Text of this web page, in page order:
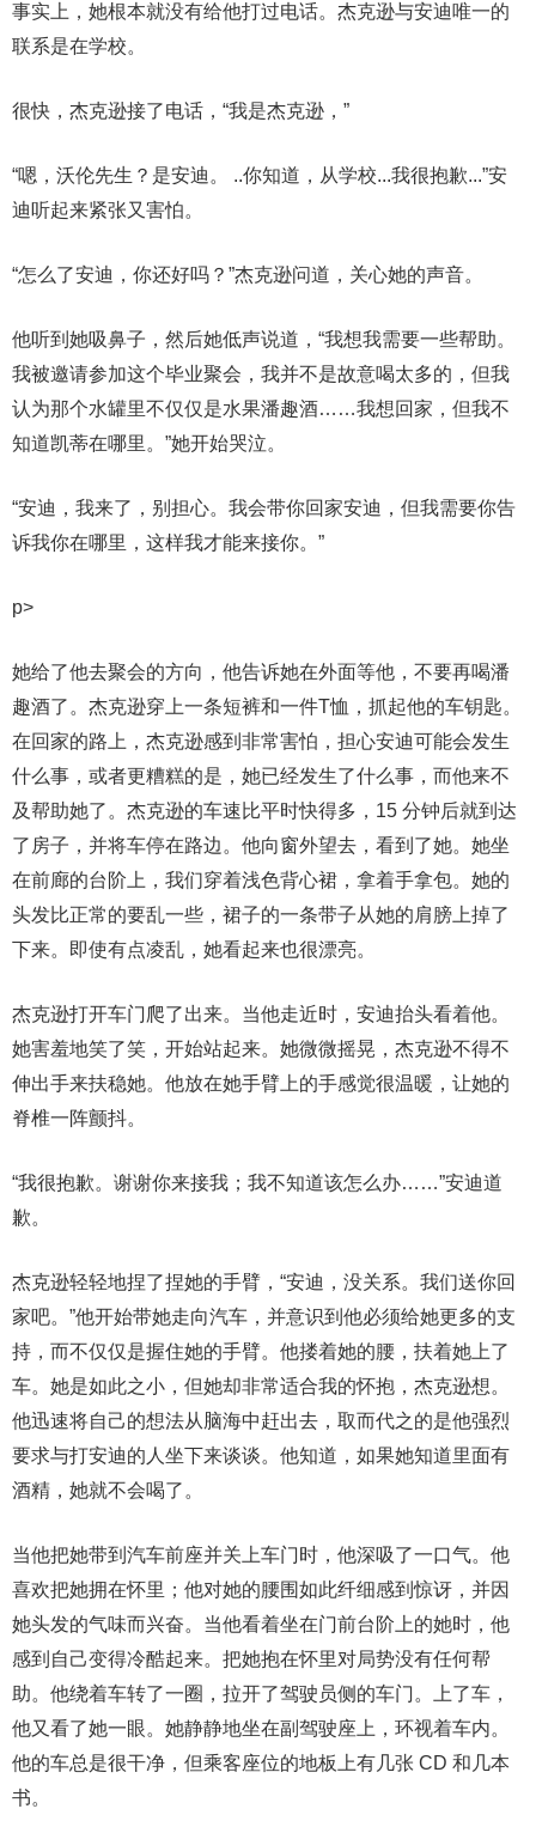
事实上，她根本就没有给他打过电话。杰克逊与安迪唯一的
联系是在学校。
很快，杰克逊接了电话，“我是杰克逊，”
“嗯，沃伦先生？是安迪。 ..你知道，从学校...我很抱歉...”安
迪听起来紧张又害怕。
“怎么了安迪，你还好吗？”杰克逊问道，关心她的声音。
他听到她吸鼻子，然后她低声说道，“我想我需要一些帮助。
我被邀请参加这个毕业聚会，我并不是故意喝太多的，但我
认为那个水罐里不仅仅是水果潘趣酒……我想回家，但我不
知道凯蒂在哪里。”她开始哭泣。
“安迪，我来了，别担心。我会带你回家安迪，但我需要你告
诉我你在哪里，这样我才能来接你。”
p>
她给了他去聚会的方向，他告诉她在外面等他，不要再喝潘
趣酒了。杰克逊穿上一条短裤和一件T恤，抓起他的车钥匙。
在回家的路上，杰克逊感到非常害怕，担心安迪可能会发生
什么事，或者更糟糕的是，她已经发生了什么事，而他来不
及帮助她了。杰克逊的车速比平时快得多，15 分钟后就到达
了房子，并将车停在路边。他向窗外望去，看到了她。她坐
在前廊的台阶上，我们穿着浅色背心裙，拿着手拿包。她的
头发比正常的要乱一些，裙子的一条带子从她的肩膀上掉了
下来。即使有点凌乱，她看起来也很漂亮。
杰克逊打开车门爬了出来。当他走近时，安迪抬头看着他。
她害羞地笑了笑，开始站起来。她微微摇晃，杰克逊不得不
伸出手来扶稳她。他放在她手臂上的手感觉很温暖，让她的
脊椎一阵颤抖。
“我很抱歉。谢谢你来接我；我不知道该怎么办……”安迪道
歉。
杰克逊轻轻地捏了捏她的手臂，“安迪，没关系。我们送你回
家吧。”他开始带她走向汽车，并意识到他必须给她更多的支
持，而不仅仅是握住她的手臂。他搂着她的腰，扶着她上了
车。她是如此之小，但她却非常适合我的怀抱，杰克逊想。
他迅速将自己的想法从脑海中赶出去，取而代之的是他强烈
要求与打安迪的人坐下来谈谈。他知道，如果她知道里面有
酒精，她就不会喝了。
当他把她带到汽车前座并关上车门时，他深吸了一口气。他
喜欢把她拥在怀里；他对她的腰围如此纤细感到惊讶，并因
她头发的气味而兴奋。当他看着坐在门前台阶上的她时，他
感到自己变得冷酷起来。把她抱在怀里对局势没有任何帮
助。他绕着车转了一圈，拉开了驾驶员侧的车门。上了车，
他又看了她一眼。她静静地坐在副驾驶座上，环视着车内。
他的车总是很干净，但乘客座位的地板上有几张 CD 和几本
书。